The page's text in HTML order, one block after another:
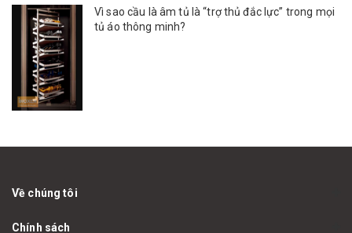
Vì sao cầu là âm tủ là “trợ thủ đắc lực” trong mọi
tủ áo thông minh?
Về chúng tôi
Chính sách